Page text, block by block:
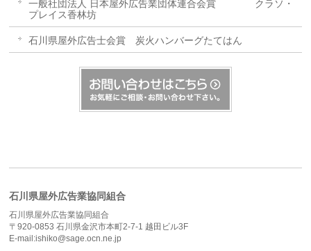
一般社団法人 日本屋外広告業団体連合会賞 クラソ・
プレイス香林坊
石川県屋外広告士会賞 炭火ハンバーグたてはん
石川県屋外広告業協同組合
石川県屋外広告業協同組合
〒920-0853 石川県金沢市本町2-7-1 越田ビル3F
E-mail:ishiko@sage.ocn.ne.jp